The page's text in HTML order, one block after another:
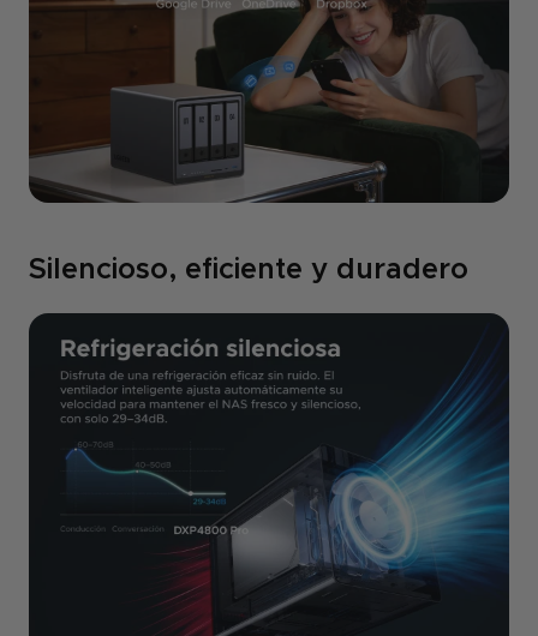
Silencioso, eficiente y duradero